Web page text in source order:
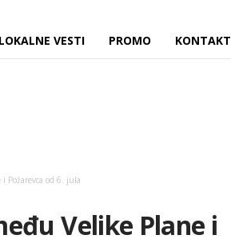
LOKALNE VESTI PROMO KONTAKT
Požarevca od 6. jula
Velike Plane i